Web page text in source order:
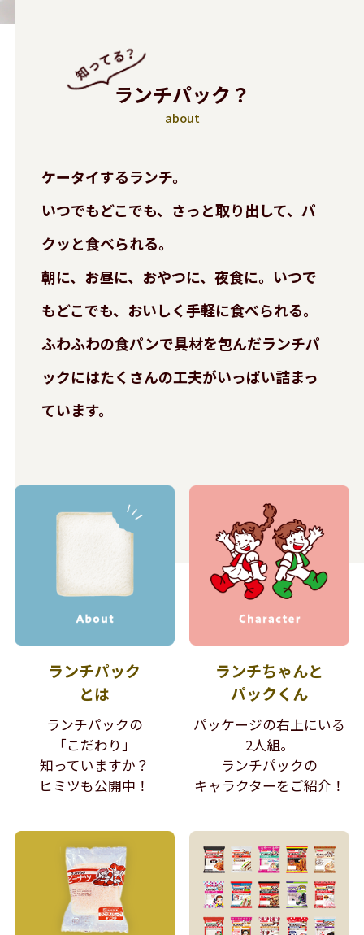
ランチパック？
about
ケータイするランチ。
いつでもどこでも、さっと取り出して、パ
クッと食べられる。
朝に、お昼に、おやつに、夜食に。いつで
もどこでも、おいしく手軽に食べられる。
ふわふわの食パンで具材を包んだランチパ
ックにはたくさんの工夫がいっぱい詰まっ
ています。
ランチパック
とは
ランチパックの
「こだわり」
知っていますか？
ヒミツも公開中！
ランチちゃんと
パックくん
パッケージの右上にいる
2人組。
ランチパックの
キャラクターをご紹介！